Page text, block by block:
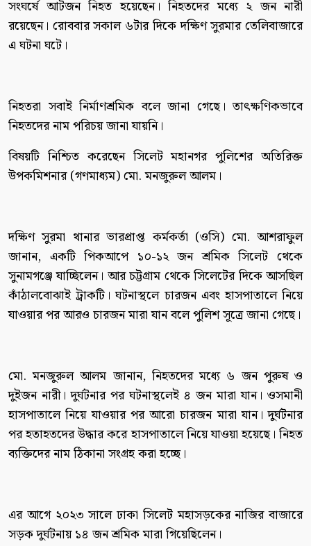
সংঘর্ষে আটজন নিহত হয়েছেন। নিহতদের মধ্যে ২ জন নারী
রয়েছেন। রোববার সকাল ৬টা‌র দিকে দ‌ক্ষিণ সু‌রমার তেলিবাজারে
এ ঘটনা ঘটে।
নিহতরা সবাই নির্মাণশ্রমিক বলে জানা গেছে। তাৎক্ষণিকভাবে
নিহতদের নাম পরিচয় জানা যায়নি।
বিষয়টি নিশ্চিত করেছেন সিলেট মহানগর পু‌লিশে‌র অতিরিক্ত
উপক‌মিশনার (গণমাধ্যম) মো. মনজুরুল আলম।
দ‌ক্ষিণ সু‌রমা থানার ভারপ্রাপ্ত কর্মকর্তা (ওসি) মো. আশরাফুল
জানান, একটি পিকআপে ১০-১২ জন শ্রমিক সিলেট থেকে
সুনামগঞ্জে যাচ্ছিলেন। আর চট্টগ্রাম থেকে সিলেটের দিকে আসছিল
কাঁঠালবোঝাই ট্রাকটি। ঘটনাস্থলে চারজন এবং হাসপাতালে নিয়ে
যাওয়ার পর আরও চারজন মারা যান বলে পুলিশ সূত্রে জানা গেছে।
মো. মনজুরুল আলম জানান, নিহতদের মধ্যে ৬ জন পুরুষ ও
দুইজন নারী। দুর্ঘটনার পর ঘটনাস্থলেই ৪ জন মারা যান। ওসমানী
হাসপাতালে নিয়ে যাওয়ার পর আরো চারজন মারা যান। দুর্ঘটনার
পর হতাহতদের উদ্ধার করে হাসপাতালে নিয়ে যাওয়া হয়েছে। নিহত
ব্যক্তিদের নাম ঠিকানা সংগ্রহ করা হচ্ছে।
এর আগে ২০২৩ সালে ঢাকা সিলেট মহাসড়কের নাজির বাজারে
সড়ক দুর্ঘটনায় ১৪ জন শ্রমিক মারা গিয়েছিলেন।